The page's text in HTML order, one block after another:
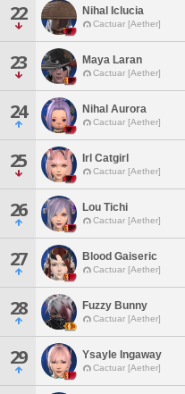
22 Nihal Iclucia
Cactuar [Aether]
23 Maya Laran
Cactuar [Aether]
24 Nihal Aurora
Cactuar [Aether]
25 Irl Catgirl
Cactuar [Aether]
26 Lou Tichi
Cactuar [Aether]
27 Blood Gaiseric
Cactuar [Aether]
28 Fuzzy Bunny
Cactuar [Aether]
29 Ysayle Ingaway
Cactuar [Aether]